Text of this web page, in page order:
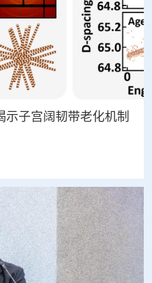
示子宫阔韧带老化机制